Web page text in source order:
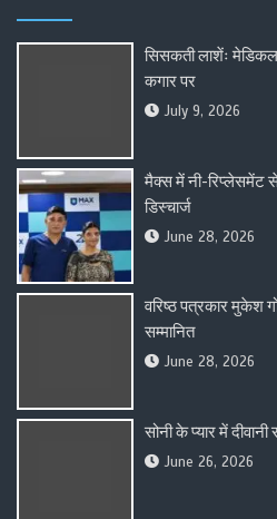
सिसकती लाशेंः मेडिकल
कगार पर
July 9, 2026
मैक्स में नी-रिप्लेसमेंट
डिस्चार्ज
June 28, 2026
वरिष्ठ पत्रकार मुकेश
सम्मानित
June 28, 2026
सोनी के प्यार में दीवानी
June 26, 2026